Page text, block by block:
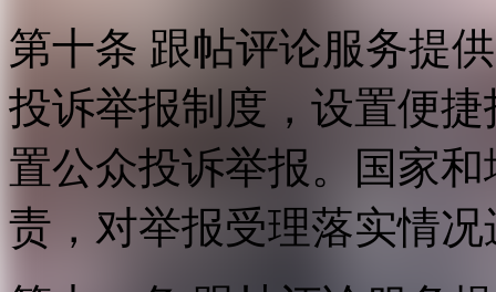
第十条 跟帖评论服务提
投诉举报制度，设置便
置公众投诉举报。国家
责，对举报受理落实情